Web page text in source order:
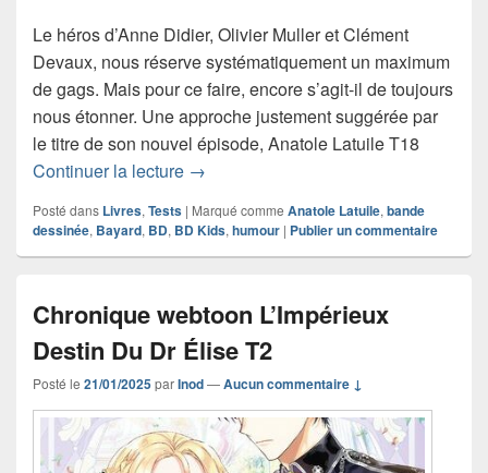
Le héros d’Anne Didier, Olivier Muller et Clément
Devaux, nous réserve systématiquement un maximum
de gags. Mais pour ce faire, encore s’agit-il de toujours
nous étonner. Une approche justement suggérée par
le titre de son nouvel épisode, Anatole Latuile T18
Continuer la lecture Chronique bande dessinée Anatole
→
Posté dans Livres, Tests | Marqué comme Anatole Latuile, bande
dessinée, Bayard, BD, BD Kids, humour | Publier un commentaire
Chronique webtoon L’Impérieux
Destin Du Dr Élise T2
Posté le 21/01/2025parInod—Aucun commentaire ↓